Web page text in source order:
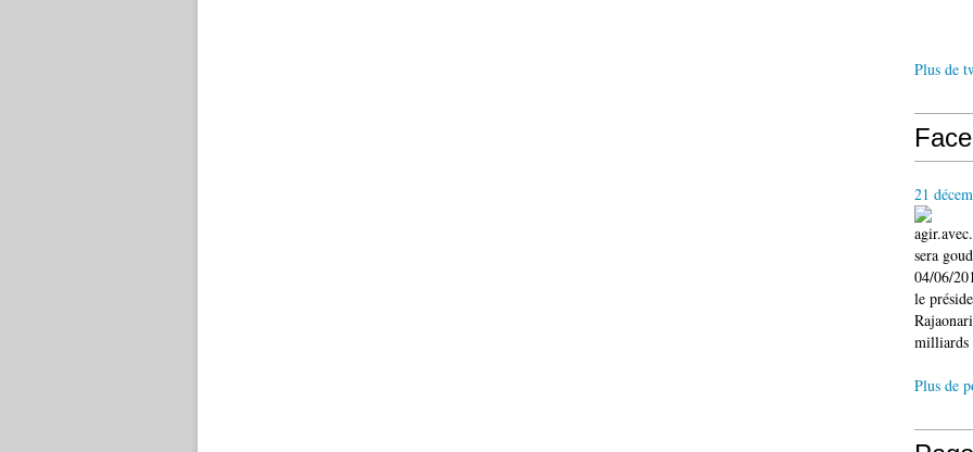
Plus de
21
sera
04/06/
le
milliards
Plus de